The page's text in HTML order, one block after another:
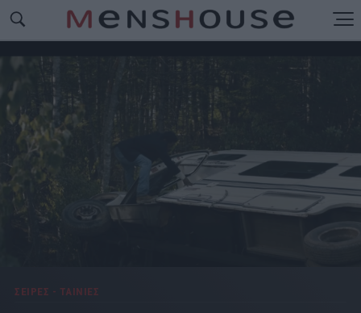
ΣΕΙΡΕΣ - ΤΑΙΝΙΕΣ